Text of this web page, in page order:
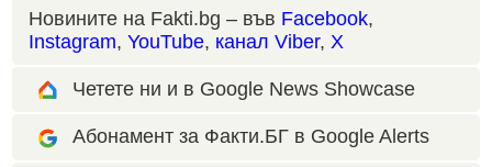
Новините на Fakti.bg – във Facebook,
Instagram, YouTube, канал Viber, X
Четете ни и в Google News Showcase
Абонамент за Факти.БГ в Google Alerts